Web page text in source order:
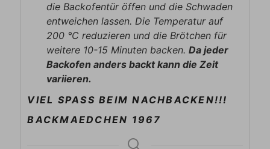
die Backofentür öffen und die Schwaden
entweichen lassen. Die Temperatur auf
200 °C reduzieren und die Brötchen für
weitere 10-15 Minuten backen.Da jeder
Backofen anders backt kann die Zeit
variieren.
VIEL SPASS BEIM NACHBACKEN!!!
BACKMAEDCHEN 1967